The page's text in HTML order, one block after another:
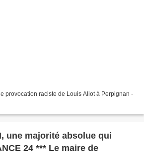
provocation raciste de Louis Aliot à Perpignan -
une majorité absolue qui
24 *** Le maire de